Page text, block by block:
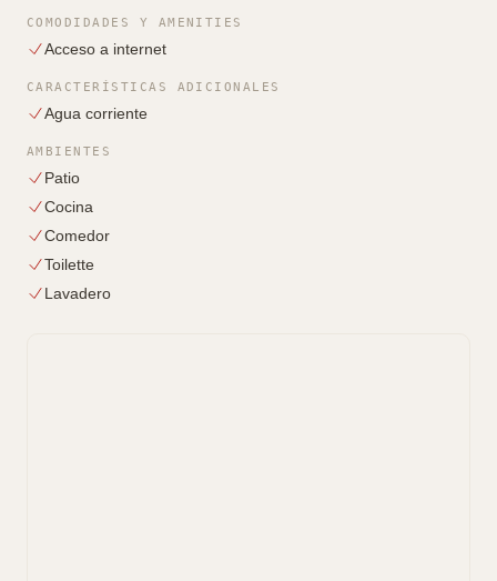
COMODIDADES Y AMENITIES
Acceso a internet
CARACTERÍSTICAS ADICIONALES
Agua corriente
AMBIENTES
Patio
Cocina
Comedor
Toilette
Lavadero